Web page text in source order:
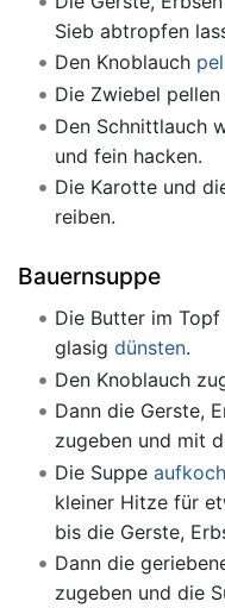
Sieb abtropfen
Den Knoblauch
Die Zwiebel
Den Schnittlauch
und fein hacken.
Die Karotte und
reiben.
Bauernsuppe
Die Butter im
glasig dünsten.
Den Knoblauch
Dann die Gerste,
zugeben und mit
Die Suppe
kleiner Hitze für
bis die Gerste,
Dann die
zugeben und die